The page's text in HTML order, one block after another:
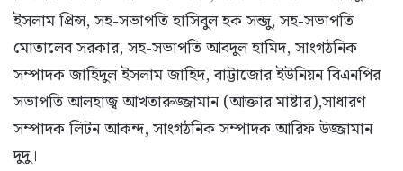
ইসলাম প্রিন্স, সহ-সভাপতি হাসিবুল হক সন্জু, সহ-সভাপতি
মোতালেব সরকার, সহ-সভাপতি আবদুল হামিদ, সাংগঠনিক
সম্পাদক জাহিদুল ইসলাম জাহিদ, বাট্টাজোর ইউনিয়ন বিএনপির
সভাপতি আলহাজ্ব আখতারুজ্জামান (আক্তার মাষ্টার),সাধারণ
সম্পাদক লিটন আকন্দ, সাংগঠনিক সম্পাদক আরিফ উজ্জামান
দুদু।